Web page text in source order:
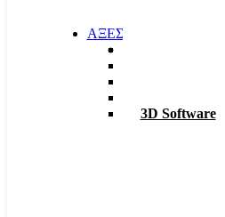
ΑΞΕΣΟΥΑΡ
3D Software